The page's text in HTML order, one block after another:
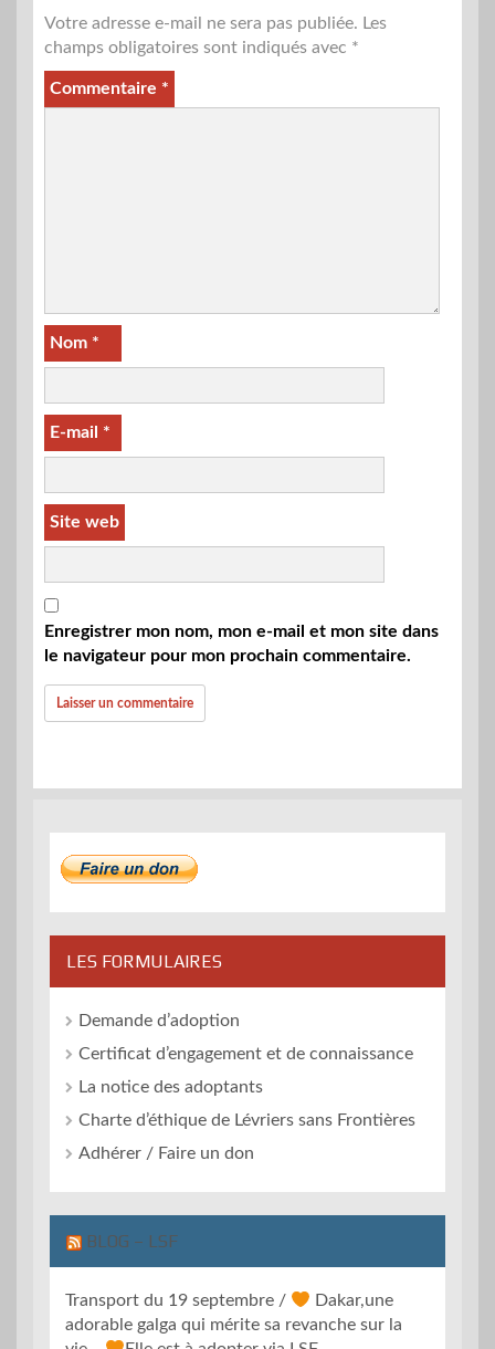
Votre adresse e-mail ne sera pas publiée. Les
champs obligatoires sont indiqués avec *
Commentaire *
Nom *
E-mail *
Site web
Enregistrer mon nom, mon e-mail et mon site dans
le navigateur pour mon prochain commentaire.
LES FORMULAIRES
Demande d’adoption
Certificat d’engagement et de connaissance
La notice des adoptants
Charte d’éthique de Lévriers sans Frontières
Adhérer / Faire un don
BLOG – LSF
Transport du 19 septembre /
Dakar,une
adorable galga qui mérite sa revanche sur la